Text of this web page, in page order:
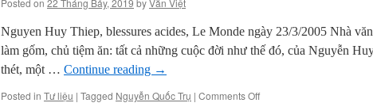
Posted on 22 Tháng Bảy, 2019 byVăn Việt
Nguyen Huy Thiep, blessures acides, Le Monde ngày 23/3/2005 Nhà
làm gốm, chủ tiệm ăn: tất cả những cuộc đời như thế đó, của Nguyễn
thét, một … Continue reading →
Posted in Tư liệu | Tagged Nguyễn Quốc Trụ | Comments Offon